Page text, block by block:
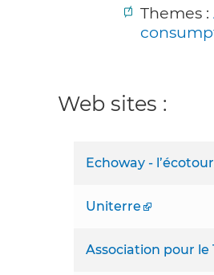
Themes :
Web sites :
Echoway -
Uniterre
Association pour le